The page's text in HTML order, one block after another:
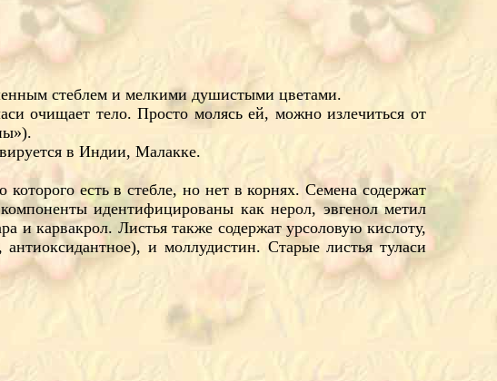
стеблем и мелкими душистыми цветами.
очищает тело. Просто молясь ей, можно излечиться от
в Индии, Малакке.
есть в стебле, но нет в корнях. Семена содержат
идентифицированы как нерол, эвгенол метил
и карвакрол. Листья также содержат урсоловую кислоту,
и моллудистин. Старые листья туласи